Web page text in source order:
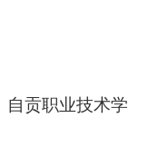
自贡职业技术学